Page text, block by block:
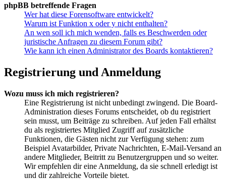
phpBB betreffende Fragen
Wer hat diese Forensoftware entwickelt?
Warum ist Funktion x oder y nicht enthalten?
An wen soll ich mich wenden, falls es Beschwerden oder
juristische Anfragen zu diesem Forum gibt?
Wie kann ich einen Administrator des Boards kontaktieren?
Registrierung und Anmeldung
Wozu muss ich mich registrieren?
Eine Registrierung ist nicht unbedingt zwingend. Die Board-
Administration dieses Forums entscheidet, ob du registriert
sein musst, um Beiträge zu schreiben. Auf jeden Fall erhältst
du als registriertes Mitglied Zugriff auf zusätzliche
Funktionen, die Gästen nicht zur Verfügung stehen: zum
Beispiel Avatarbilder, Private Nachrichten, E-Mail-Versand an
andere Mitglieder, Beitritt zu Benutzergruppen und so weiter.
Wir empfehlen dir eine Anmeldung, da sie schnell erledigt ist
und dir zahlreiche Vorteile bietet.